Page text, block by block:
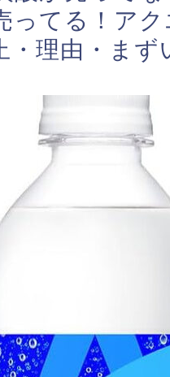
ってる！ア
・理由・まず